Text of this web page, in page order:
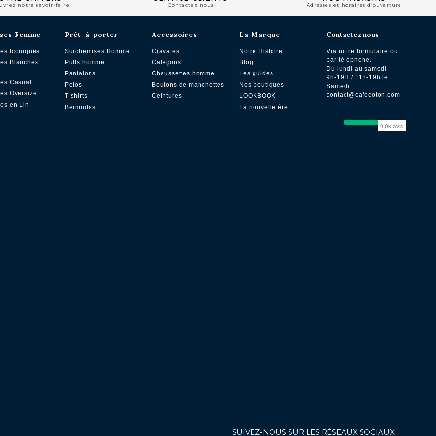
notre savoir-faire Contactez nous Adresses et horaires d’ouverture
Femme
Iconiques
Blanches
Casual
Oversize
en Lin
Prêt-à-porter
Surchemises Homme
Pulls homme
Pantalons
Polos
T-shirts
Bermudas
Accessoires
Cravates
Caleçons
Chaussettes homme
Boutons de manchettes
Ceintures
La Marque
Notre Histoire
Blog
Les guides
Nos boutiques
LOOKBOOK
La nouvelle ère
Contactez nous
Via notre formulaire ou
par téléphone.
Du lundi au samedi
9h-19H / 11h-19h le
Samedi
contact@cafecoton.com
SUIVEZ-NOUS SUR LES RÉSEAUX SOCIAUX